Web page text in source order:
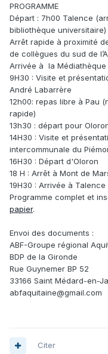
PROGRAMME
Départ : 7h00 Talence
bibliothèque universitaire)
Arrêt rapide à proximité
de collègues du sud de
Arrivée à la
9H30 : Visite et
André Labarrère
12h00: repas libre à Pau
rapide)
13h30 : départ pour
14H30 : Visite et
intercommunale du
16H30 : Départ d'Oloron
18 H : Arrêt à Mont de
19H30 : Arrivée à Talence
Programme complet et
papier.
Envoi des documents :
ABF-Groupe régional
BDP de la Gironde
Rue Guynemer BP 52
33166 Saint Médard-en-
abfaquitaine@gmail.com
Citer